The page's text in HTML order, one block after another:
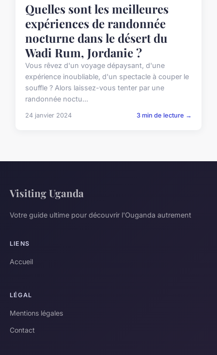
Quelles sont les meilleures
expériences de randonnée
nocturne dans le désert du
Wadi Rum, Jordanie ?
Vous rêvez d'un voyage dépaysant, d'une
expérience inoubliable, d'un spectacle à couper le
souffle ? Alors laissez-vous tenter par une
randonnée noctu...
24 janvier 2024 3 min de lecture →
Visiting Uganda
Votre guide ultime pour découvrir l'Ouganda autrement
LIENS
Accueil
LÉGAL
Mentions légales
Contact